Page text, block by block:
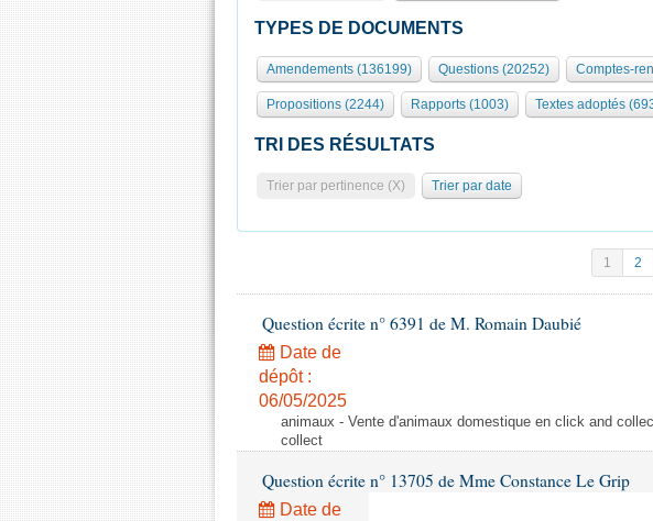
TYPES DE DOCUMENTS
Amendements (136199) Questions (20252) Comptes-
Propositions (2244) Rapports (1003) Textes adoptés
TRI DES RÉSULTATS
Trier par pertinence (X) Trier par date
1 2
Question écrite n° 6391 de M. Romain Daubié
Date de
dépôt :
06/05/2025
animaux - Vente d'animaux domestique en click and
collect
Question écrite n° 13705 de Mme Constance Le Grip
Date de